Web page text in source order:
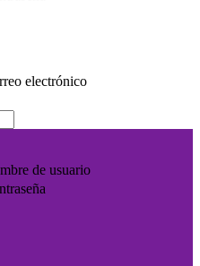
electrónico
de usuario